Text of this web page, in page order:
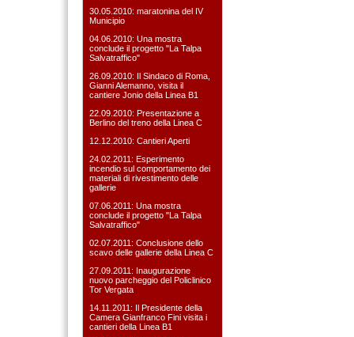
30.05.2010: maratonina del IV
Municipio
04.06.2010: Una mostra
conclude il progetto "La Talpa
Salvatraffico"
26.09.2010: Il Sindaco di Roma,
Gianni Alemanno, visita il
cantiere Jonio della Linea B1
22.09.2010: Presentazione a
Berlino del treno della Linea C
12.12.2010: Cantieri Aperti
24.02.2011: Esperimento
incendio sul comportamento dei
materiali di rivestimento delle
gallerie
07.06.2011: Una mostra
conclude il progetto "La Talpa
Salvatraffico"
02.07.2011: Conclusione dello
scavo delle gallerie della Linea C
27.09.2011: Inaugurazione
nuovo parcheggio del Policlinico
Tor Vergata
14.11.2011: Il Presidente della
Camera Gianfranco Fini visita i
cantieri della Linea B1